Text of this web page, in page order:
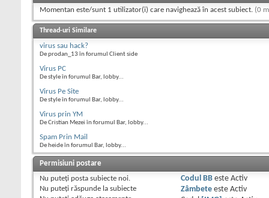
Momentan este/sunt 1 utilizator(i) care navighează în acest subiect. (0
Thread-uri Similare
virus sau hack?
De prodan_13 în forumul Client side
Virus PC
De style în forumul Bar, lobby...
Virus Pe Site
De style în forumul Bar, lobby...
Virus prin YM
De Cristian Mezei în forumul Bar, lobby...
Spam Prin Mail
De heide în forumul Bar, lobby...
Permisiuni postare
Nu puteţi posta subiecte noi.
Nu puteţi răspunde la subiecte
Codul BBeste Activ
Zâmbeteeste Activ